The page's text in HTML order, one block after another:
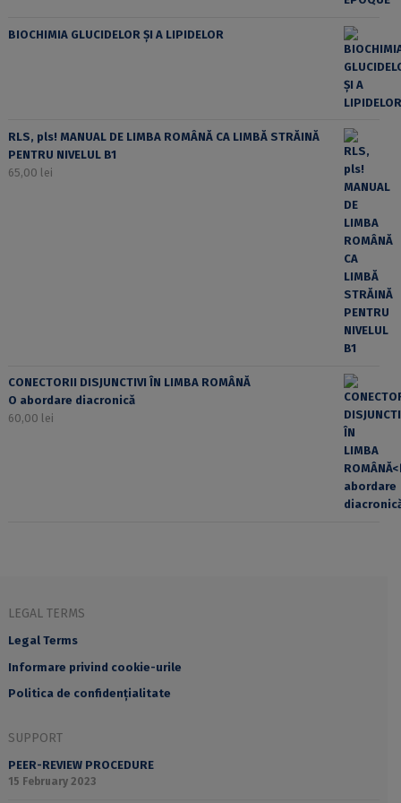
BIOCHIMIA GLUCIDELOR ȘI A LIPIDELOR
RLS, pls! MANUAL DE LIMBA ROMÂNĂ CA LIMBĂ STRĂINĂ
PENTRU NIVELUL B1
65,00 lei
CONECTORII DISJUNCTIVI ÎN LIMBA ROMÂNĂ
O abordare diacronică
60,00 lei
LEGAL TERMS
Legal Terms
Informare privind cookie-urile
Politica de confidențialitate
SUPPORT
PEER-REVIEW PROCEDURE
15 February 2023